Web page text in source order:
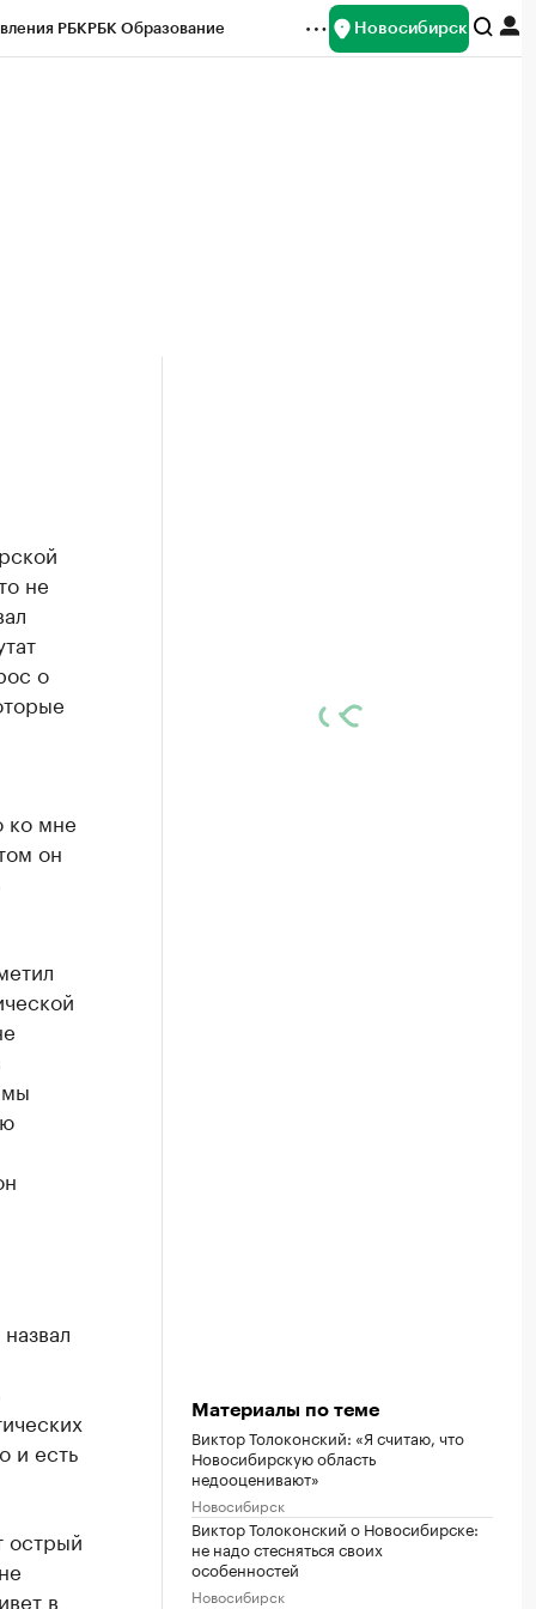
РБКРБК Образование Новосибирск
не
о
ко мне
он
и есть
острый
в
Материалы по теме
Виктор Толоконский: «Я считаю, что
Новосибирскую область
недооценивают»
Новосибирск
Виктор Толоконский о Новосибирске:
не надо стесняться своих
особенностей
Новосибирск